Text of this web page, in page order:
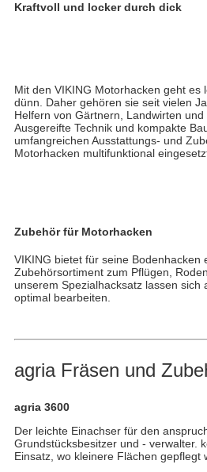
Kraftvoll und locker durch dick
Mit den VIKING Motorhacken geht es
dünn. Daher gehören sie seit vielen
Helfern von Gärtnern, Landwirten und
Ausgereifte Technik und kompakte
umfangreichen Ausstattungs- und
Motorhacken multifunktional
Zubehör für Motorhacken
VIKING bietet für seine Bodenhacken
Zubehörsortiment zum Pflügen,
unserem Spezialhacksatz lassen sich
optimal bearbeiten.
agria Fräsen und
agria 3600
Der leichte Einachser für den
Grundstücksbesitzer und - verwalter.
Einsatz, wo kleinere Flächen gepflegt